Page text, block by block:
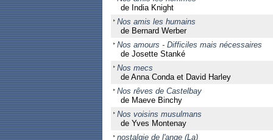
de India Knight
Nos amis les humains
de Bernard Werber
Nos amours - Difficiles mais nécessaires
de Josette Stanké
Nos mecs
de Anna Conda et David Harley
Nos rêves de Castelbay
de Maeve Binchy
Nos voisins musulmans
de Yves Montenay
nostalgie de l'ange (La)